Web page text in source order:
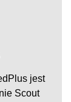
jest
Scout